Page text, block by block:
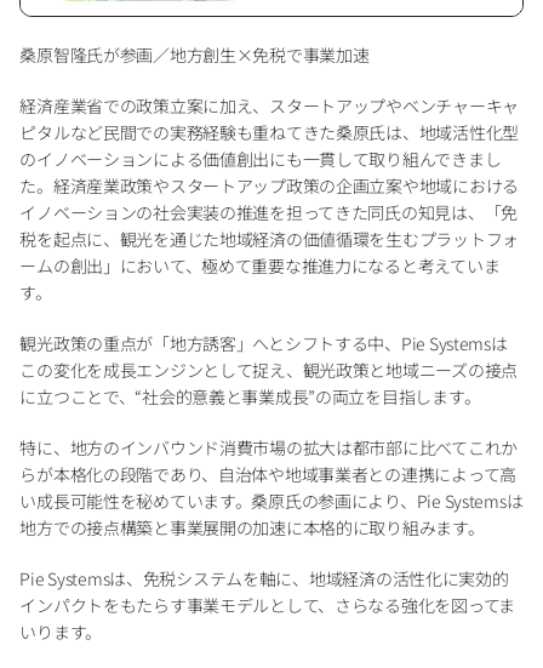
桑原智隆氏が参画／地方創生×免税で事業加速
経済産業省での政策立案に加え、スタートアップやベンチャーキャ
ピタルなど民間での実務経験も重ねてきた桑原氏は、地域活性化型
のイノベーションによる価値創出にも一貫して取り組んできまし
た。経済産業政策やスタートアップ政策の企画立案や地域における
イノベーションの社会実装の推進を担ってきた同氏の知見は、「免
税を起点に、観光を通じた地域経済の価値循環を生むプラットフォ
ームの創出」において、極めて重要な推進力になると考えていま
す。
観光政策の重点が「地方誘客」へとシフトする中、Pie Systemsは
この変化を成長エンジンとして捉え、観光政策と地域ニーズの接点
に立つことで、“社会的意義と事業成長”の両立を目指します。
特に、地方のインバウンド消費市場の拡大は都市部に比べてこれか
らが本格化の段階であり、自治体や地域事業者との連携によって高
い成長可能性を秘めています。桑原氏の参画により、Pie Systemsは
地方での接点構築と事業展開の加速に本格的に取り組みます。
Pie Systemsは、免税システムを軸に、地域経済の活性化に実効的
インパクトをもたらす事業モデルとして、さらなる強化を図ってま
いります。